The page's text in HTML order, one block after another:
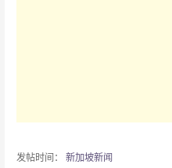
发帖时间： 新加坡新闻